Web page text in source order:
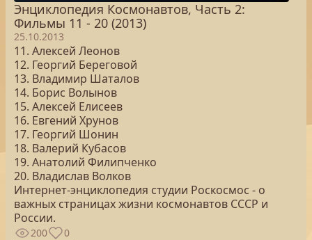
Энциклопедия Космонавтов, Часть 2:
Фильмы 11 - 20 (2013)
25.10.2013
11. Алексей Леонов
12. Георгий Береговой
13. Владимир Шаталов
14. Борис Волынов
15. Алексей Елисеев
16. Евгений Хрунов
17. Георгий Шонин
18. Валерий Кубасов
19. Анатолий Филипченко
20. Владислав Волков
Интернет-энциклопедия студии Роскосмос - о
важных страницах жизни космонавтов СССР и
России.
200 0